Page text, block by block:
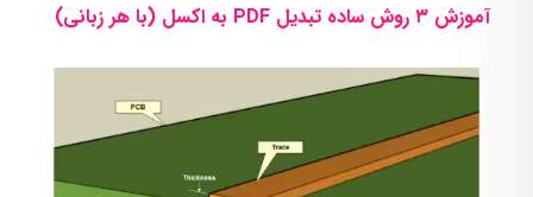
آموزش ۳ روش ساده تبدیل PDF به اکسل (با هر زبانی)